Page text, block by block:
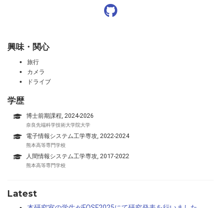
興味・関心
旅行
カメラ
ドライブ
学歴
博士前期課程, 2024-2026
奈良先端科学技術大学院大学
電子情報システム工学専攻, 2022-2024
熊本高等専門学校
人間情報システム工学専攻, 2017-2022
熊本高等専門学校
Latest